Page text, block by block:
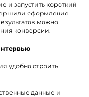
и запустить короткий
оформление
можно
конверсии.
удобно строить
данные и